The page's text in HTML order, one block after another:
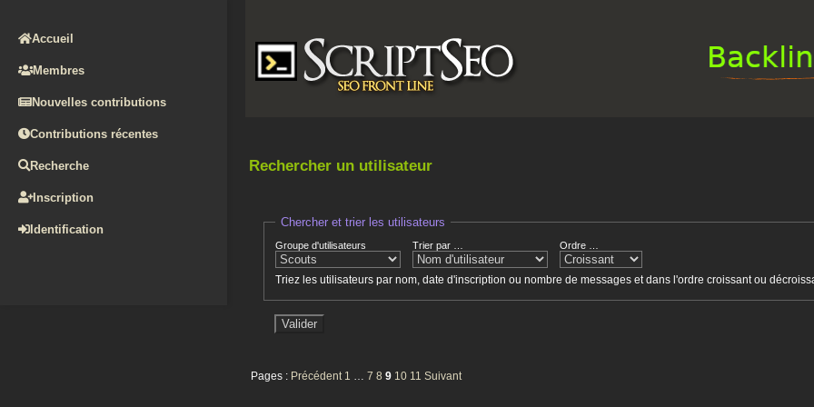
Accueil
Membres
Nouvelles contributions
Contributions récentes
Recherche
Inscription
Identification
Rechercher un utilisateur
Chercher et trier les utilisateurs
Groupe d'utilisateurs Trier par … Ordre …
Triez les utilisateurs par nom, date d'inscription ou nombre de messages et dans l'ordre croissant ou
Pages : Précédent 1 … 7 8 9 10 11 Suivant